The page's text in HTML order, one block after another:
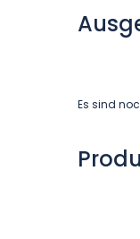
Es sind